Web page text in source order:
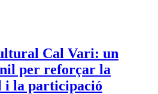
Cal Vari: un
per reforçar la
i la participació